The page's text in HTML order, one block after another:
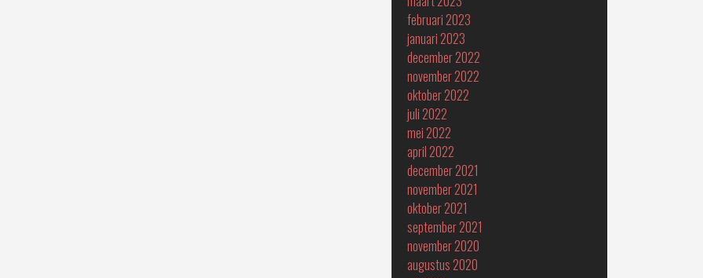
februari 2023
januari 2023
december 2022
november 2022
oktober 2022
juli 2022
mei 2022
april 2022
december 2021
november 2021
oktober 2021
september 2021
november 2020
augustus 2020